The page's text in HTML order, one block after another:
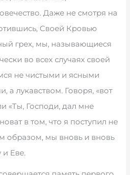
Даже не смотря на
Своей Кровью
грех, мы, называющиеся
во всех случаях своей
не чистыми и ясными
а лукавством. Говоря, «вот
«Ты, Господи, дал мне
в том, что я поступил не
образом, мы вновь и вновь
Еве.